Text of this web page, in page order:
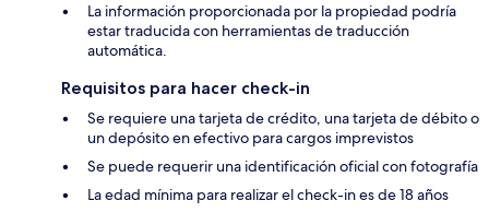
La información proporcionada por la propiedad podría
estar traducida con herramientas de traducción
automática.
Requisitos para hacer check-in
Se requiere una tarjeta de crédito, una tarjeta de débito o
un depósito en efectivo para cargos imprevistos
Se puede requerir una identificación oficial con fotografía
La edad mínima para realizar el check-in es de 18 años